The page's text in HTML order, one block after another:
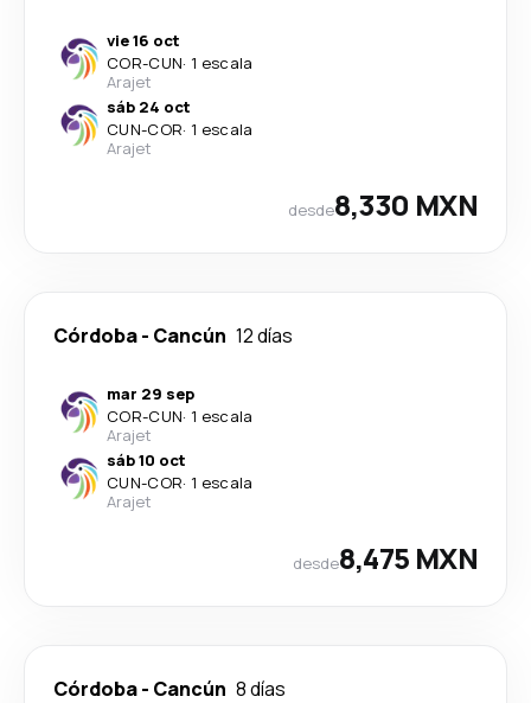
vie 16 oct
COR-CUN· 1 escala
Arajet
sáb 24 oct
CUN-COR· 1 escala
Arajet
desde8,330 MXN
Córdoba- Cancún 12 días
mar 29 sep
COR-CUN· 1 escala
Arajet
sáb 10 oct
CUN-COR· 1 escala
Arajet
desde8,475 MXN
Córdoba- Cancún 8 días